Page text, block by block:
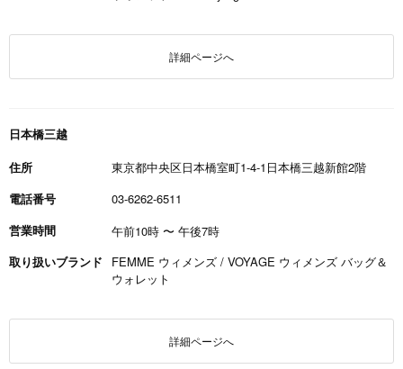
詳細ページへ
日本橋三越
住所
東京都中央区日本橋室町1-4-1日本橋三越新館2階
電話番号
03-6262-6511
営業時間
午前10時 〜 午後7時
取り扱いブランド
FEMME ウィメンズ / VOYAGE ウィメンズ バッグ＆
ウォレット
詳細ページへ